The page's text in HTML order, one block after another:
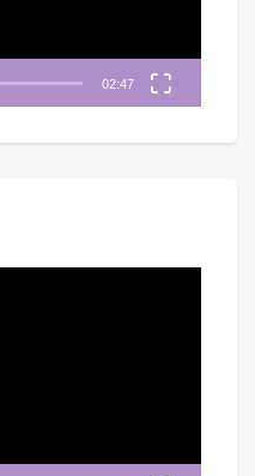
02:47